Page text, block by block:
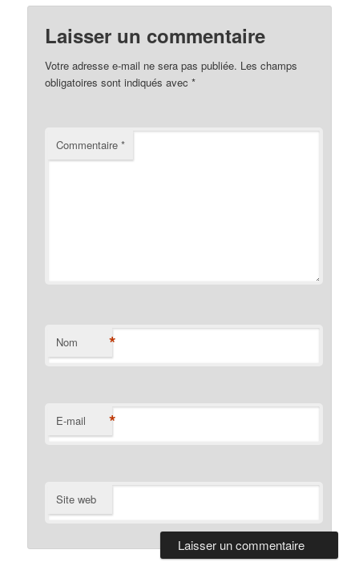
Laisser un commentaire
Votre adresse e-mail ne sera pas publiée. Les champs
obligatoires sont indiqués avec*
Commentaire*
Nom *
E-mail *
Site web